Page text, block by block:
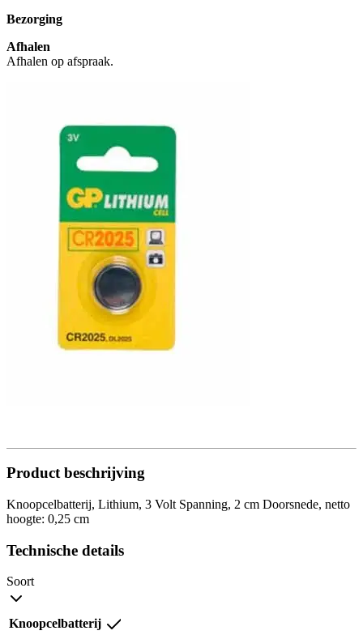
Bezorging
Afhalen
Afhalen op afspraak.
Product beschrijving
Knoopcelbatterij, Lithium, 3 Volt Spanning, 2 cm Doorsnede, netto
hoogte: 0,25 cm
Technische details
Soort
Knoopcelbatterij